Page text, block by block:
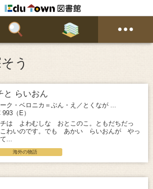
う
と らいおん
ク・ベロニカ＝ぶん・え／とくなが ...
993（E）
は よわむしな おとこのこ。ともだちだっ
わいのです。でも あかい らいおんが やっ
...
海外の物語